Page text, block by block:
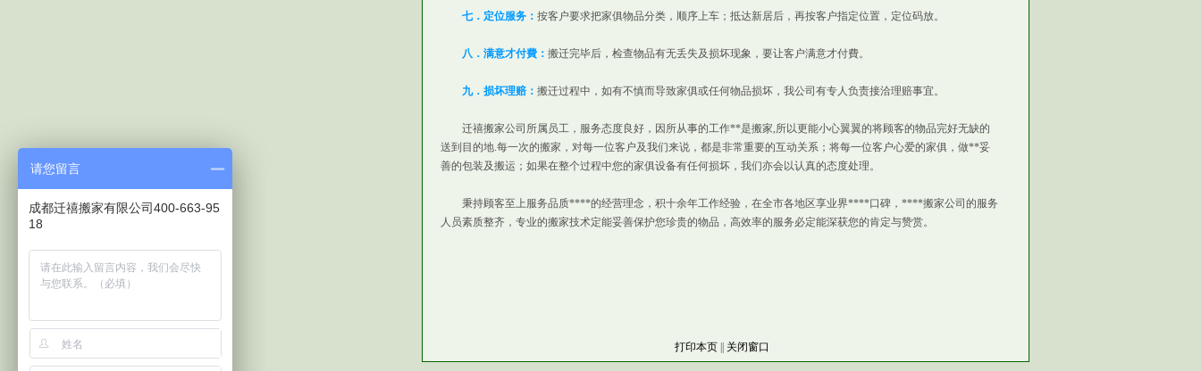
七．定位服务： 按客户要求把家俱物品分类，顺序上车；抵达新居后，再按客户指定位置，定位码放。
八．满意才付費： 搬迁完毕后，检查物品有无丢失及损坏现象，要让客户满意才付費。
九．损坏理赔： 搬迁过程中，如有不慎而导致家俱或任何物品损坏，我公司有专人负责接洽理赔事宜。
迁禧搬家公司所属员工，服务态度良好，因所从事的工作**是搬家,所以更能小心翼翼的将顾客的物品完好无缺的
送到目的地.每一次的搬家，对每一位客户及我们来说，都是非常重要的互动关系；将每一位客户心爱的家俱，做**妥
善的包装及搬运；如果在整个过程中您的家俱设备有任何损坏，我们亦会以认真的态度处理。
秉持顾客至上服务品质****的经营理念，积十余年工作经验，在全市各地区享业界****口碑，****搬家公司的服务
人员素质整齐，专业的搬家技术定能妥善保护您珍贵的物品，高效率的服务必定能深获您的肯定与赞赏。
打印本页 关闭窗口
请您留言
成都迁禧搬家有限公司400-663-95
18